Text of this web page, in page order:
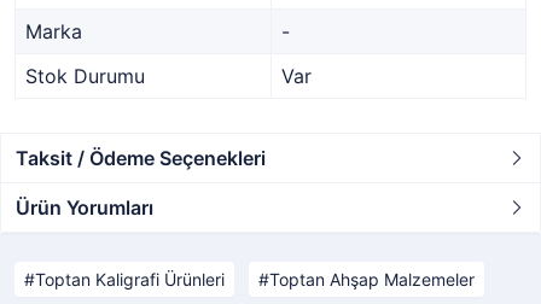
Marka
-
Stok Durumu
Var
Taksit / Ödeme Seçenekleri
Ürün Yorumları
Toptan Kaligrafi Ürünleri Toptan Ahşap Malzemeler